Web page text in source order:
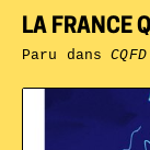
LA FRANCE
Paru dansCQFD